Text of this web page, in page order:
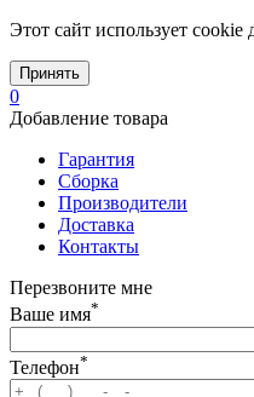
Этот сайт использует
Принять
0
Добавление товара
Гарантия
Сборка
Производители
Доставка
Контакты
Перезвоните мне
Ваше имя*
Телефон*